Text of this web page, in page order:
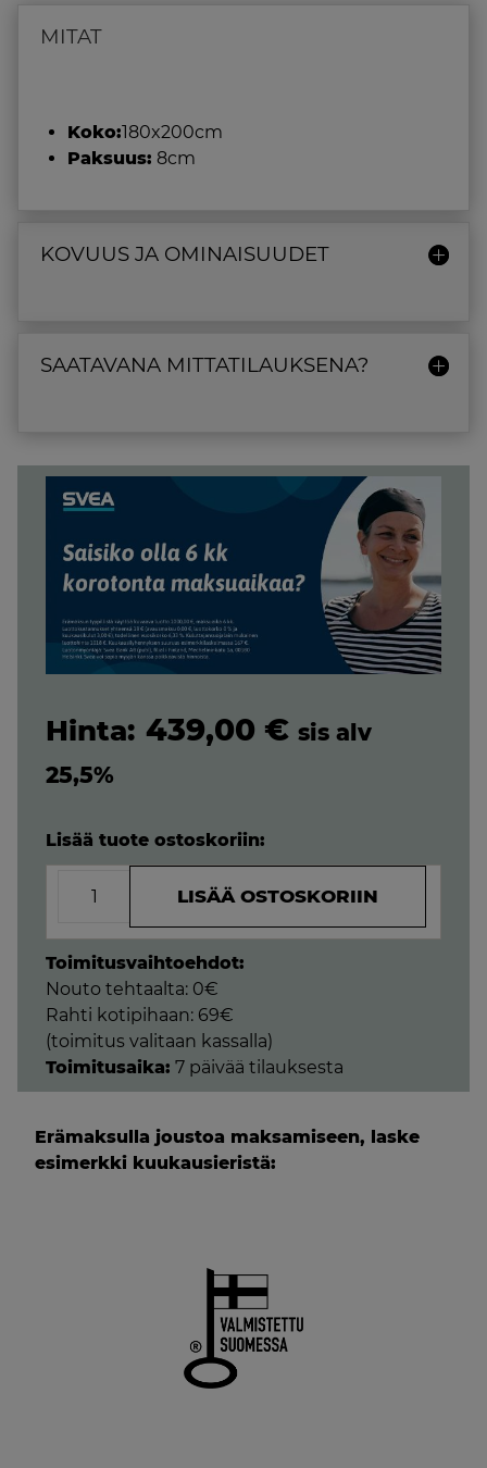
MITAT
Koko:180x200cm
Paksuus: 8cm
KOVUUS JA OMINAISUUDET
SAATAVANA MITTATILAUKSENA?
439,00 € sis alv
25,5%
Lisää tuote ostoskoriin:
muotoutuva
moottorisängyn
petauspatja
180x200x8cm
määrä
LISÄÄ OSTOSKORIIN
Toimitusvaihtoehdot:
Nouto tehtaalta: 0€
Rahti kotipihaan: 69€
(toimitus valitaan kassalla)
Toimitusaika: 7 päivää tilauksesta
Erämaksulla joustoa maksamiseen, laske
esimerkki kuukausieristä: